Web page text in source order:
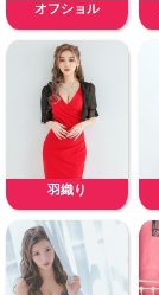
オフショル
羽織り